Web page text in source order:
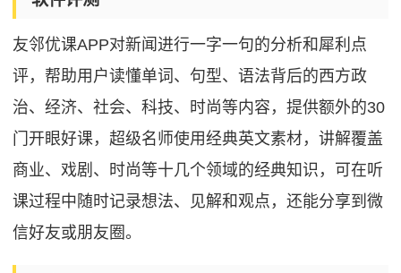
友邻优课APP对新闻进行一字一句的分析和犀利点
评，帮助用户读懂单词、句型、语法背后的西方政
治、经济、社会、科技、时尚等内容，提供额外的30
门开眼好课，超级名师使用经典英文素材，讲解覆盖
商业、戏剧、时尚等十几个领域的经典知识，可在听
课过程中随时记录想法、见解和观点，还能分享到微
信好友或朋友圈。